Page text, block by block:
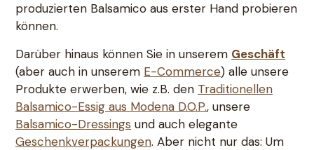
produzierten Balsamico aus erster Hand probieren
können.
Darüber hinaus können Sie in unserem Geschäft
(aber auch in unserem E-Commerce) alle unsere
Produkte erwerben, wie z.B. den Traditionellen
Balsamico-Essig aus Modena D.O.P., unsere
Balsamico-Dressings und auch elegante
Geschenkverpackungen. Aber nicht nur das: Um